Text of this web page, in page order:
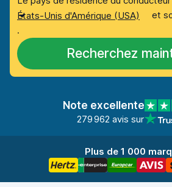
États-Unis d'Amérique (USA)
et
.
Recherchez
Note excellente
279 962 avis sur
Plus de 1 000